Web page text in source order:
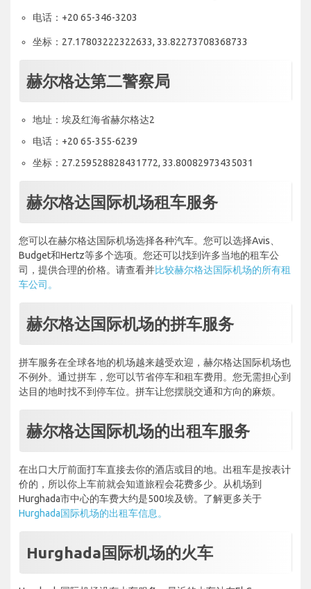
电话：+20 65-346-3203
坐标：27.17803222322633, 33.82273708368733
赫尔格达第二警察局
地址：埃及红海省赫尔格达2
电话：+20 65-355-6239
坐标：27.259528828431772, 33.80082973435031
赫尔格达国际机场租车服务
您可以在赫尔格达国际机场选择各种汽车。您可以选择Avis、
Budget和Hertz等多个选项。您还可以找到许多当地的租车公
司，提供合理的价格。请查看并比较赫尔格达国际机场的所有租
车公司。
赫尔格达国际机场的拼车服务
拼车服务在全球各地的机场越来越受欢迎，赫尔格达国际机场也
不例外。通过拼车，您可以节省停车和租车费用。您无需担心到
达目的地时找不到停车位。拼车让您摆脱交通和方向的麻烦。
赫尔格达国际机场的出租车服务
在出口大厅前面打车直接去你的酒店或目的地。出租车是按表计
价的，所以你上车前就会知道旅程会花费多少。从机场到
Hurghada市中心的车费大约是500埃及镑。了解更多关于
Hurghada国际机场的出租车信息。
Hurghada国际机场的火车